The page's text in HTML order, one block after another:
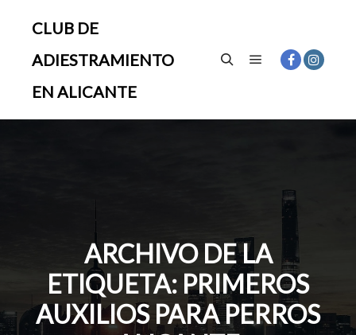
CLUB DE
ADIESTRAMIENTO
EN ALICANTE
ARCHIVO DE LA
ETIQUETA: PRIMEROS
AUXILIOS PARA PERROS